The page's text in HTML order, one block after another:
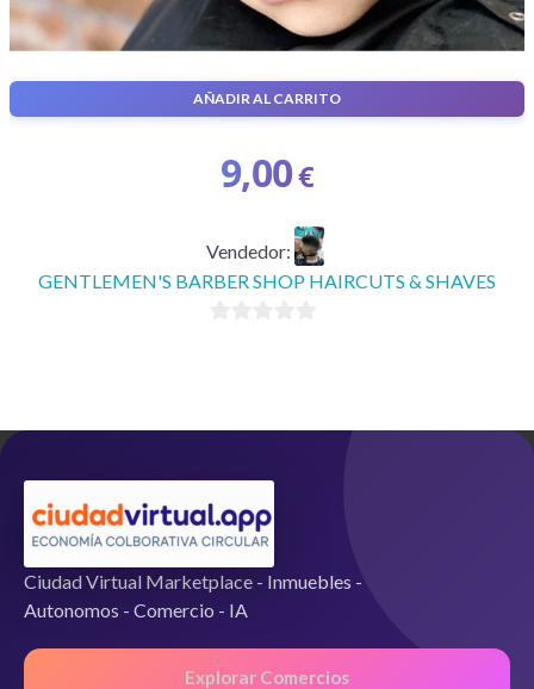
Corte Pelo Niño
9,00€
AÑADIR AL CARRITO
Vendedor:
GENTLEMEN'S BARBER SHOP HAIRCUTS & SHAVES
5
Ciudad Virtual Marketplace - Inmuebles -
Autonomos - Comercio - IA
Explorar Comercios